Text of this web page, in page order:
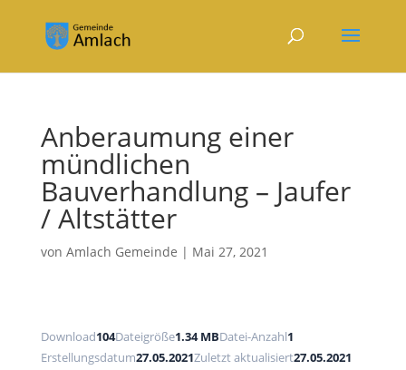
Anberaumung einer
mündlichen
Bauverhandlung – Jaufer
/ Altstätter
von Amlach Gemeinde | Mai 27, 2021
Download104Dateigröße1.34 MBDatei-Anzahl1
Erstellungsdatum27.05.2021Zuletzt aktualisiert27.05.2021